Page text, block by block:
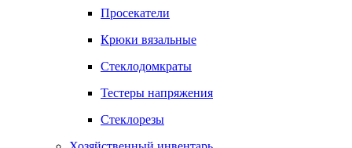
Просекатели
Крюки вязальные
Стеклодомкраты
Тестеры напряжения
Стеклорезы